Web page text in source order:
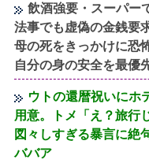
飲酒強要・スーパー
法事でも虚偽の金銭要
母の死をきっかけに恐
自分の身の安全を最優
ウトの還暦祝いにホ
用意。トメ「え？旅行
図々しすぎる暴言に
ババア